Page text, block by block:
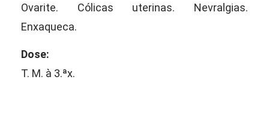
Ovarite. Cólicas uterinas. Nevralgias.
Enxaqueca.
Dose:
T. M. à 3.ªx.